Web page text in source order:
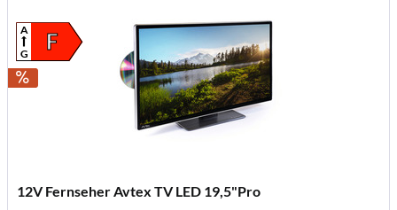
F
A
G
12V Fernseher Avtex TV LED 19,5"Pro